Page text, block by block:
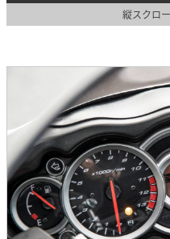
縦スクロ